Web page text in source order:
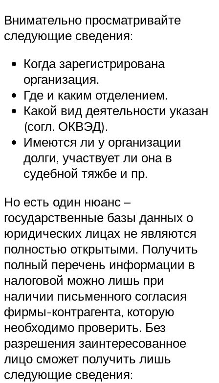
Внимательно просматривайте
следующие сведения:
Когда зарегистрирована
организация.
Где и каким отделением.
Какой вид деятельности указан
(согл. ОКВЭД).
Имеются ли у организации
долги, участвует ли она в
судебной тяжбе и пр.
Но есть один нюанс –
государственные базы данных о
юридических лицах не являются
полностью открытыми. Получить
полный перечень информации в
налоговой можно лишь при
наличии письменного согласия
фирмы-контрагента, которую
необходимо проверить. Без
разрешения заинтересованное
лицо сможет получить лишь
следующие сведения: